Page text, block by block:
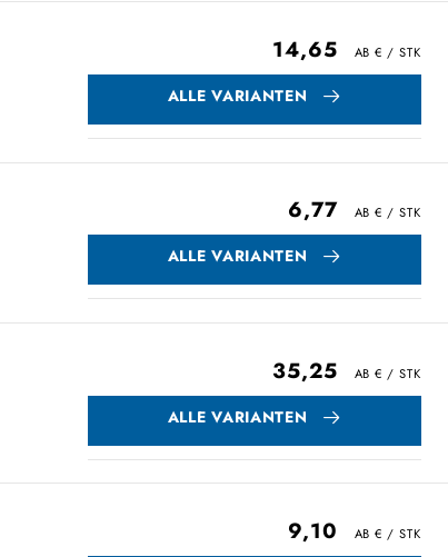
14,65
ALLE VARIANTEN
6,77
ALLE VARIANTEN
35,25
ALLE VARIANTEN
9,10